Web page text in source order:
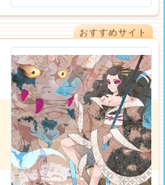
おすすめサイト